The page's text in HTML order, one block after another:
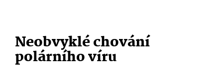
Neobvyklé chování
polárního víru